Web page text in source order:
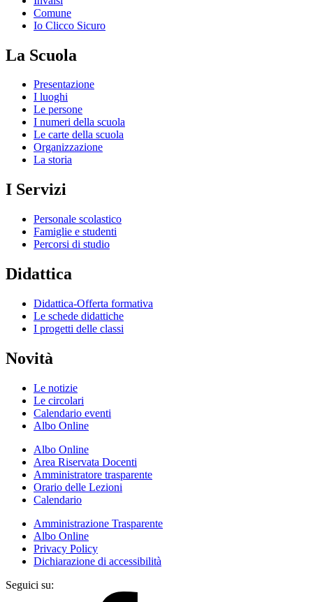
Comune
Io Clicco Sicuro
La Scuola
Presentazione
I luoghi
Le persone
I numeri della scuola
Le carte della scuola
Organizzazione
La storia
I Servizi
Personale scolastico
Famiglie e studenti
Percorsi di studio
Didattica
Didattica-Offerta formativa
Le schede didattiche
I progetti delle classi
Novità
Le notizie
Le circolari
Calendario eventi
Albo Online
Albo Online
Area Riservata Docenti
Amministratore trasparente
Orario delle Lezioni
Calendario
Amministrazione Trasparente
Albo Online
Privacy Policy
Dichiarazione di accessibilità
Seguici su: